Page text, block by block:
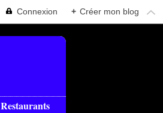
Connexion + Créer mon blog
Restaurants